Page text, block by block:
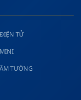
ĐIỆN TỬ
MINI
TƯỜNG